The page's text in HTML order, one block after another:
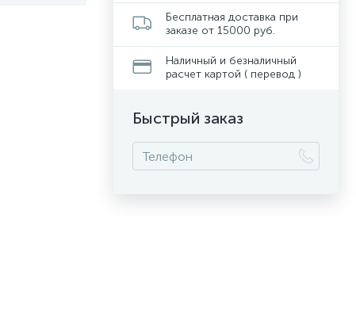
Бесплатная доставка при
заказе от 15000 руб.
Наличный и безналичный
расчет картой ( перевод )
Быстрый заказ